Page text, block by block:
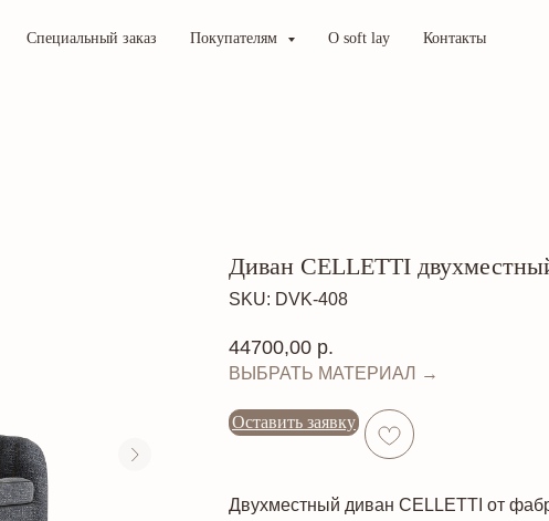
Специальный заказ Покупателям О soft lay Контакты
Диван CELLETTI
SKU: DVK-408
44700,00 р.
ВЫБРАТЬ МАТЕРИАЛ →
Оставить заявку
Двухместный диван CELLETTI от